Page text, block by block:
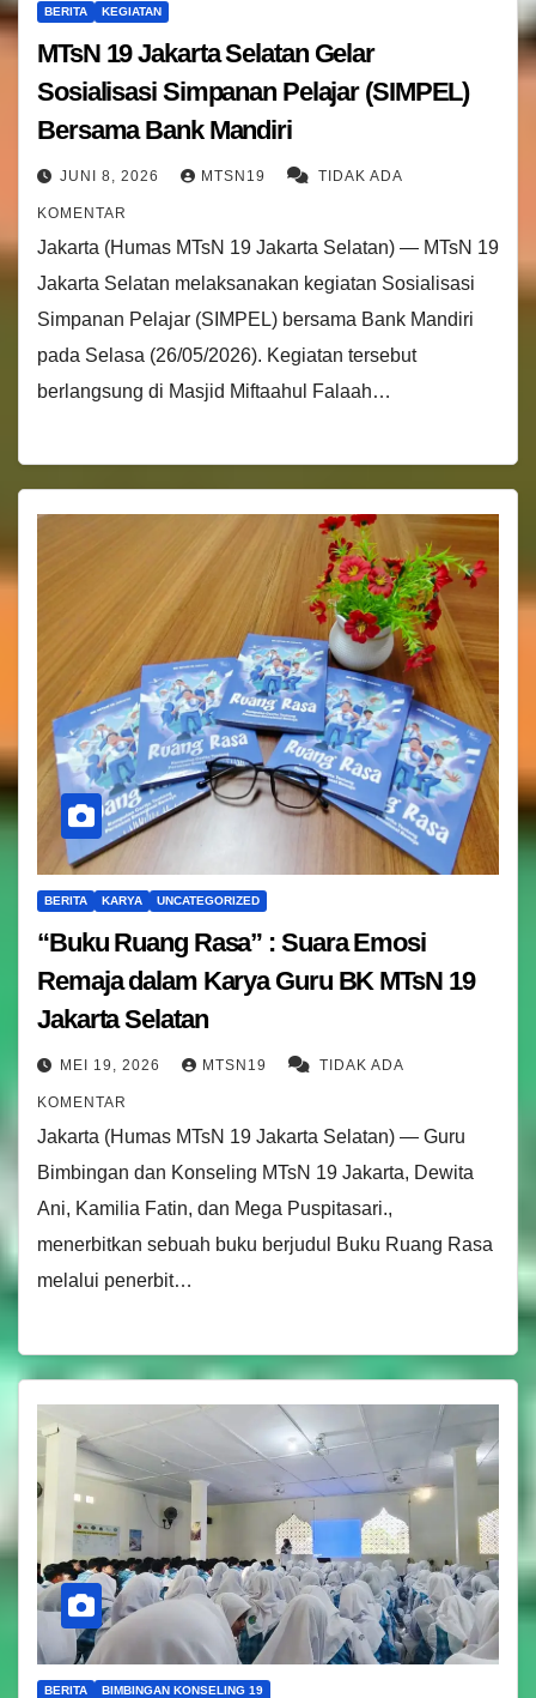
BERITA KEGIATAN
MTsN 19 Jakarta Selatan Gelar
Sosialisasi Simpanan Pelajar (SIMPEL)
Bersama Bank Mandiri
JUNI 8, 2026 MTSN19 TIDAK ADA
KOMENTAR
Jakarta (Humas MTsN 19 Jakarta Selatan) — MTsN 19
Jakarta Selatan melaksanakan kegiatan Sosialisasi
Simpanan Pelajar (SIMPEL) bersama Bank Mandiri
pada Selasa (26/05/2026). Kegiatan tersebut
berlangsung di Masjid Miftaahul Falaah…
BERITA KARYA UNCATEGORIZED
“Buku Ruang Rasa” : Suara Emosi
Remaja dalam Karya Guru BK MTsN 19
Jakarta Selatan
MEI 19, 2026 MTSN19 TIDAK ADA
KOMENTAR
Jakarta (Humas MTsN 19 Jakarta Selatan) — Guru
Bimbingan dan Konseling MTsN 19 Jakarta, Dewita
Ani, Kamilia Fatin, dan Mega Puspitasari.,
menerbitkan sebuah buku berjudul Buku Ruang Rasa
melalui penerbit…
BERITA BIMBINGAN KONSELING 19